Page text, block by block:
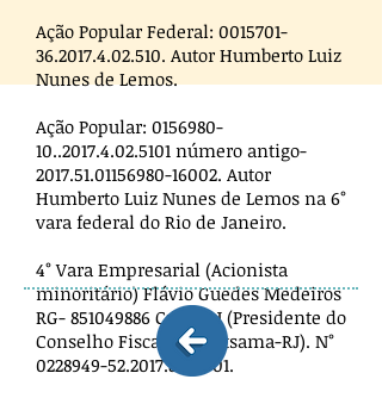
Ação Popular Federal: 0015701-
36.2017.4.02.510. Autor Humberto Luiz
Nunes de Lemos.
Ação Popular: 0156980-
10..2017.4.02.5101 número antigo-
2017.51.01156980-16002. Autor
Humberto Luiz Nunes de Lemos na 6°
vara federal do Rio de Janeiro.
4° Vara Empresarial (Acionista
minoritário) Flávio Guedes Medeiros
RG- 851049886 Crea- RJ (Presidente do
Conselho Fiscal do Sintsama-RJ). N°
0228949-52.2017.8.19
.001.